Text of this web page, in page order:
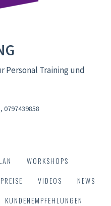
Personal Training und
, 0797439858
WORKSHOPS
VIDEOS
NEWS
KUNDENEMPFEHLUNGEN